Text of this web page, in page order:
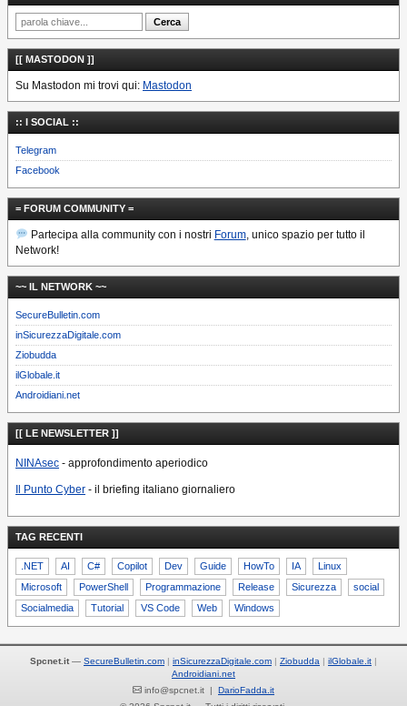
[[ MASTODON ]]
Su Mastodon mi trovi qui: Mastodon
:: I SOCIAL ::
Telegram
Facebook
= FORUM COMMUNITY =
Partecipa alla community con i nostri Forum, unico spazio per tutto il
Network!
~~ IL NETWORK ~~
SecureBulletin.com
inSicurezzaDigitale.com
Ziobudda
ilGlobale.it
Androidiani.net
[[ LE NEWSLETTER ]]
NINAsec - approfondimento aperiodico
Il Punto Cyber - il briefing italiano giornaliero
TAG RECENTI
.NET AI C# Copilot Dev Guide HowTo IA
Linux
Microsoft
PowerShell Programmazione Release Sicurezza
social
Socialmedia
Tutorial VS Code Web Windows
Spcnet.it — SecureBulletin.com inSicurezzaDigitale.com Ziobudda
ilGlobale.it
Androidiani.net
info@spcnet.it | DarioFadda.it